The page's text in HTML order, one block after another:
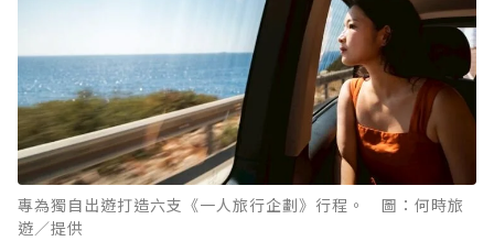
專為獨自出遊打造六支《一人旅行企劃》行程。 圖：何時旅
遊／提供